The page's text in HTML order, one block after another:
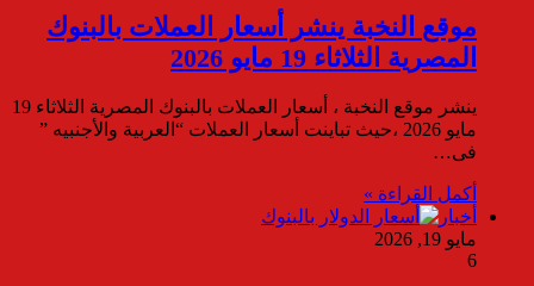
موقع النخبة ينشر أسعار العملات بالبنوك
المصرية الثلاثاء 19 مايو 2026
ينشر موقع النخبة ، أسعار العملات بالبنوك المصرية الثلاثاء 19
مايو 2026 ،حيث تباينت أسعار العملات “العربية والأجنبيه ”
فى…
أكمل القراءة »
أخبار
مايو 19, 2026
6